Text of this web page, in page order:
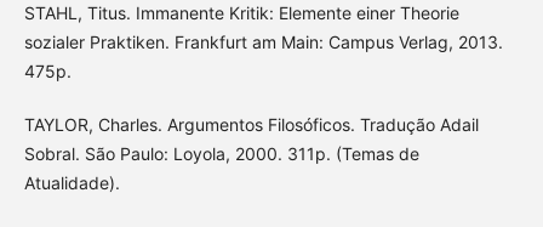
STAHL, Titus. Immanente Kritik: Elemente einer Theorie
sozialer Praktiken. Frankfurt am Main: Campus Verlag, 2013.
475p.
TAYLOR, Charles. Argumentos Filosóficos. Tradução Adail
Sobral. São Paulo: Loyola, 2000. 311p. (Temas de
Atualidade).